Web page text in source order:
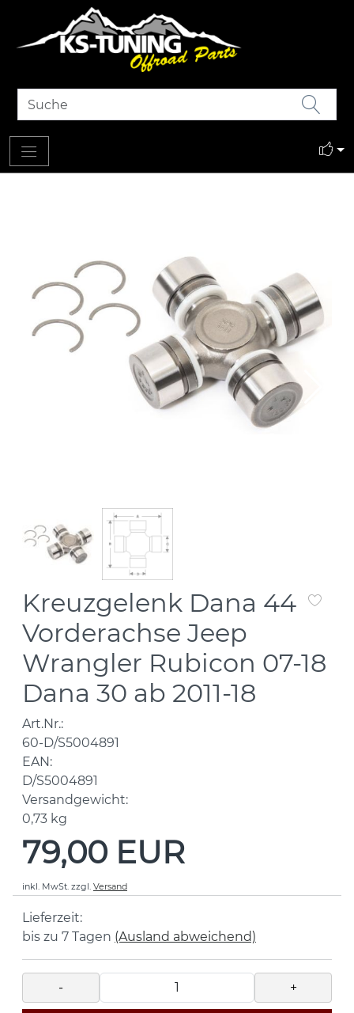
Kreuzgelenk Dana 44
Vorderachse Jeep
Wrangler Rubicon 07-18
Dana 30 ab 2011-18
Art.Nr.:
60-D/S5004891
EAN:
D/S5004891
Versandgewicht:
0,73 kg
79,00 EUR
inkl. MwSt. zzgl. Versand
Lieferzeit:
bis zu 7 Tagen (Ausland abweichend)
- +